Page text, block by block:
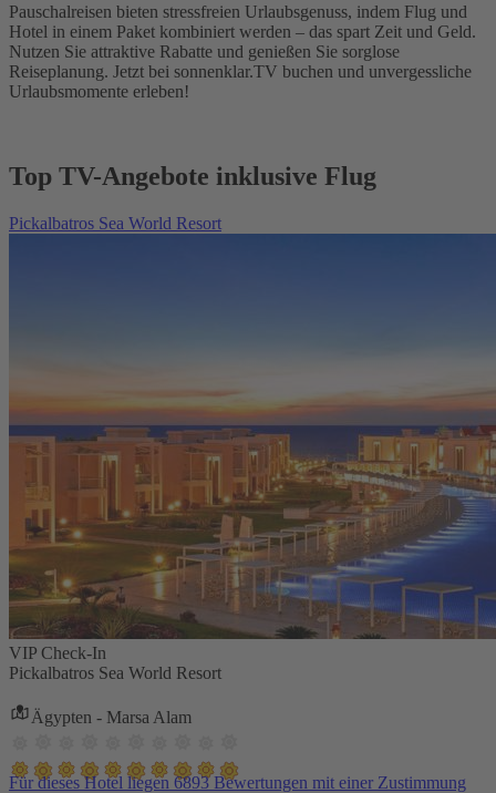
Pauschalreisen bieten stressfreien Urlaubsgenuss, indem Flug und
Hotel in einem Paket kombiniert werden – das spart Zeit und Geld.
Nutzen Sie attraktive Rabatte und genießen Sie sorglose
Reiseplanung. Jetzt bei sonnenklar.TV buchen und unvergessliche
Urlaubsmomente erleben!
Top TV-Angebote inklusive Flug
Pickalbatros Sea World Resort
VIP Check-In
Pickalbatros Sea World Resort
Ägypten - Marsa Alam
Für dieses Hotel liegen 6893 Bewertungen mit einer Zustimmung